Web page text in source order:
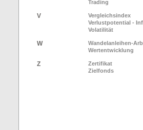
Trading
V
Vergleichsindex
Verlustpotential -
Volatilität
W
Wandelanleihen-
Wertentwicklung
Z
Zertifikat
Zielfonds